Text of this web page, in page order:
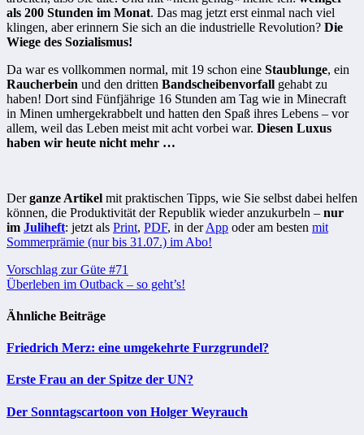
als 200 Stunden im Monat. Das mag jetzt erst einmal nach viel
klingen, aber erinnern Sie sich an die industrielle Revolution? Die
Wiege des Sozialismus!
Da war es vollkommen normal, mit 19 schon eine Staublunge, ein
Raucherbein und den dritten Bandscheibenvorfall gehabt zu
haben! Dort sind Fünfjährige 16 Stunden am Tag wie in Minecraft
in Minen umhergekrabbelt und hatten den Spaß ihres Lebens – vor
allem, weil das Leben meist mit acht vorbei war. Diesen Luxus
haben wir heute nicht mehr …
Derganze Artikel mit praktischen Tipps, wie Sie selbst dabei helfen
können, die Produktivität der Republik wieder anzukurbeln – nur
im Juliheft: jetzt als Print, PDF, in derApp oder am besten mit
Sommerprämie (nur bis 31.07.) im Abo!
Beitragsnavigation
Vorschlag zur Güte #71
Überleben im Outback – so geht’s!
Ähnliche Beiträge
Friedrich Merz: eine umgekehrte Furzgrundel?
Erste Frau an der Spitze der UN?
Der Sonntagscartoon von Holger Weyrauch